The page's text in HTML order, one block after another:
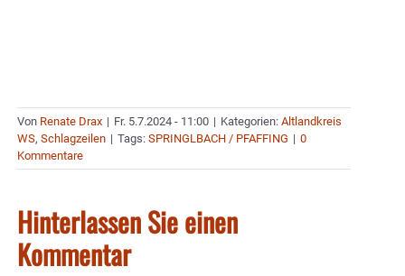
Von Renate Drax | Fr. 5.7.2024 - 11:00 | Kategorien: Altlandkreis
WS, Schlagzeilen | Tags: SPRINGLBACH / PFAFFING | 0
Kommentare
Hinterlassen Sie einen
Kommentar